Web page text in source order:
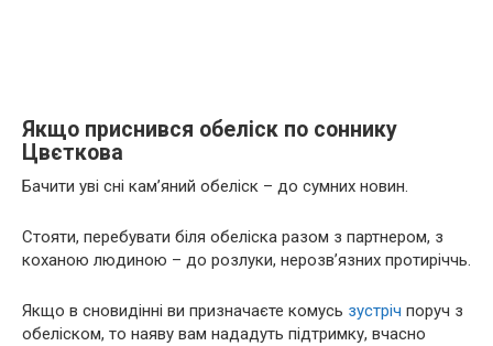
Якщо приснився обеліск по соннику
Цвєткова
Бачити уві сні кам’яний обеліск – до сумних новин.
Стояти, перебувати біля обеліска разом з партнером, з
коханою людиною – до розлуки, нерозв’язних протиріччь.
Якщо в сновидінні ви призначаєте комусь зустріч поруч з
обеліском, то наяву вам нададуть підтримку, вчасно